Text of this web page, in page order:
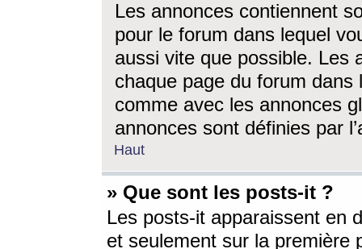
Les annonces contiennent
pour le forum dans lequel
aussi vite que possible. Les
chaque page du forum dans
comme avec les annonces
annonces sont définies par
Haut
» Que sont les posts-it ?
Les posts-it apparaissent en
et seulement sur la première